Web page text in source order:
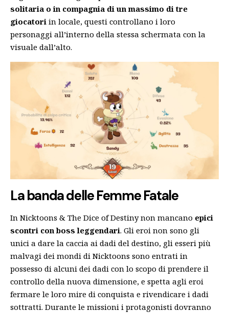
solitaria o in compagnia di un massimo di tre
giocatori in locale, questi controllano i loro
personaggi all’interno della stessa schermata con la
visuale dall’alto.
La banda delle Femme Fatale
In Nicktoons & The Dice of Destiny non mancano epici
scontri con boss leggendari. Gli eroi non sono gli
unici a dare la caccia ai dadi del destino, gli esseri più
malvagi dei mondi di Nicktoons sono entrati in
possesso di alcuni dei dadi con lo scopo di prendere il
controllo della nuova dimensione, e spetta agli eroi
fermare le loro mire di conquista e rivendicare i dadi
sottratti. Durante le missioni i protagonisti dovranno